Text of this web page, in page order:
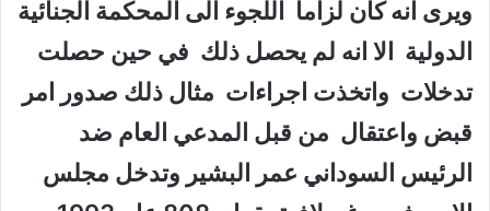
ويرى انه كان لزاما اللجوء الى المحكمة الجنائية
الدولية الا انه لم يحصل ذلك في حين حصلت
تدخلات واتخذت اجراءات مثال ذلك صدور امر
قبض واعتقال من قبل المدعي العام ضد
الرئيس السوداني عمر البشير وتدخل مجلس